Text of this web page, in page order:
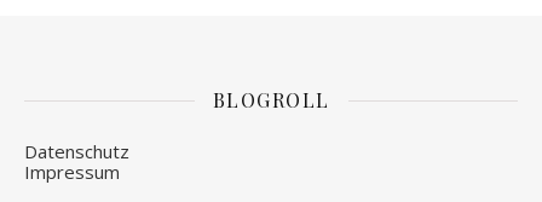
BLOGROLL
Datenschutz
Impressum